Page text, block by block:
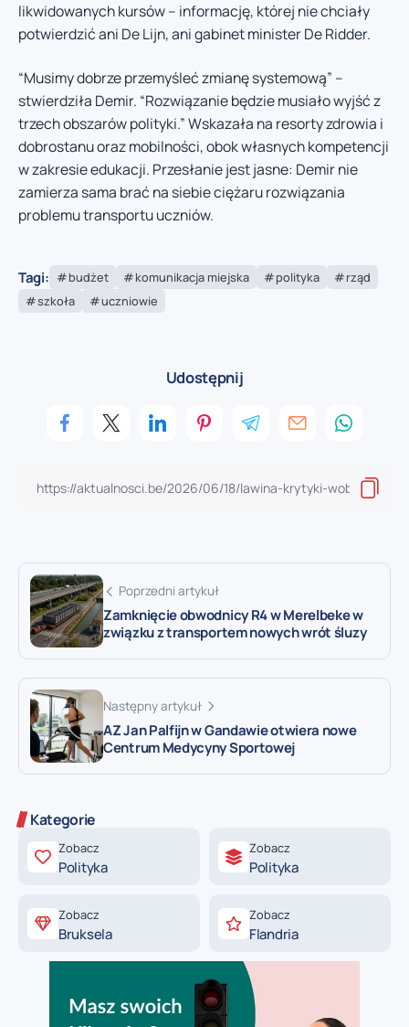
likwidowanych kursów – informację, której nie chciały
potwierdzić ani De Lijn, ani gabinet minister De Ridder.
“Musimy dobrze przemyśleć zmianę systemową” –
stwierdziła Demir. “Rozwiązanie będzie musiało wyjść z
trzech obszarów polityki.” Wskazała na resorty zdrowia i
dobrostanu oraz mobilności, obok własnych kompetencji
w zakresie edukacji. Przesłanie jest jasne: Demir nie
zamierza sama brać na siebie ciężaru rozwiązania
problemu transportu uczniów.
Tagi: budżet komunikacja miejska polityka
rząd
szkoła
uczniowie
Udostępnij
Poprzedni artykuł
Zamknięcie obwodnicy R4 w Merelbeke w
związku z transportem nowych wrót śluzy
Następny artykuł
AZ Jan Palfijn w Gandawie otwiera nowe
Centrum Medycyny Sportowej
Kategorie
Zobacz
Polityka
Zobacz
Polityka
Zobacz
Bruksela
Zobacz
Flandria